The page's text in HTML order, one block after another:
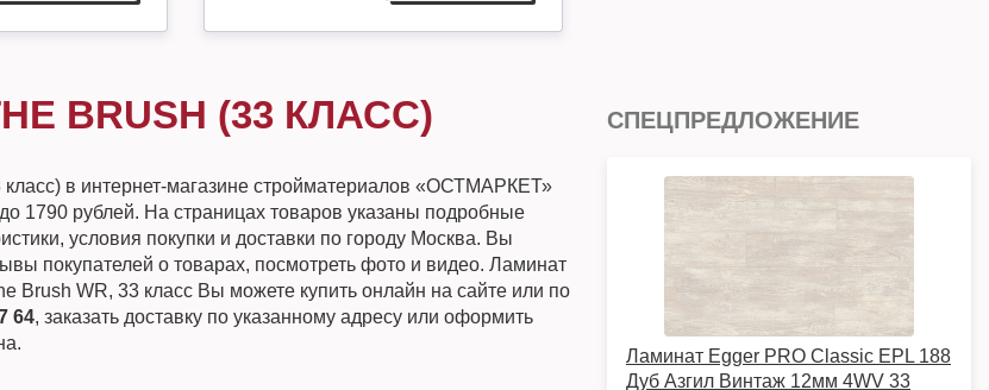
BRUSH (33 КЛАСС)
в интернет-магазине стройматериалов «ОСТМАРКЕТ»
1790 рублей. На страницах товаров указаны подробные
условия покупки и доставки по городу Москва. Вы
покупателей о товарах, посмотреть фото и видео. Ламинат
Brush WR, 33 класс Вы можете купить онлайн на сайте или по
64, заказать доставку по указанному адресу или оформить
СПЕЦПРЕДЛОЖЕНИЕ
Ламинат Egger PRO Classic EPL 188
Дуб Азгил Винтаж 12мм 4WV 33